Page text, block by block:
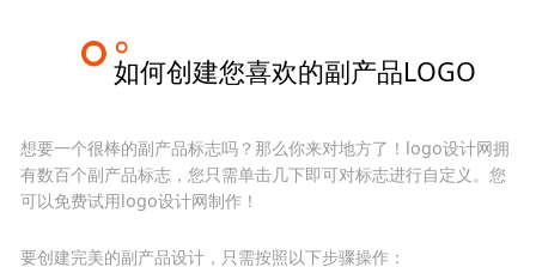
如何创建您喜欢的副产品LOGO
想要一个很棒的副产品标志吗？那么你来对地方了！logo设计网拥
有数百个副产品标志，您只需单击几下即可对标志进行自定义。您
可以免费试用logo设计网制作！
要创建完美的副产品设计，只需按照以下步骤操作：